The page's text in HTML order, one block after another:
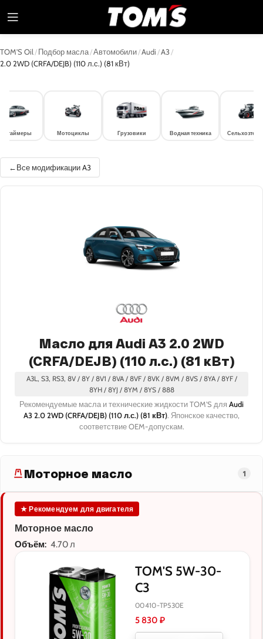
TOM'S Oil /Подбор масла/Автомобили/Audi /A3/
2.0 2WD (CRFA/DEJB) (110 л.с.) (81 кВт)
Мотоциклы Грузовики Водная техника
Все модификации A3
Масло для Audi A3 2.0 2WD
(CRFA/DEJB) (110 л.с.) (81 кВт)
A3L, S3, RS3, 8V / 8Y / 8V1 / 8VA / 8VF / 8VK / 8VM / 8VS / 8YA / 8YF /
8YH / 8YJ / 8YM / 8YS / 888
Рекомендуемые масла и технические жидкости TOM'S для Audi
A3 2.0 2WD (CRFA/DEJB) (110 л.с.) (81 кВт). Японское качество,
соответствие OEM-допускам.
Моторное масло 1
★ Рекомендуем для двигателя
Моторное масло
Объём: 4.70 л
TOM'S 5W-30-
C3
00410-TP530E
5 830 ₽